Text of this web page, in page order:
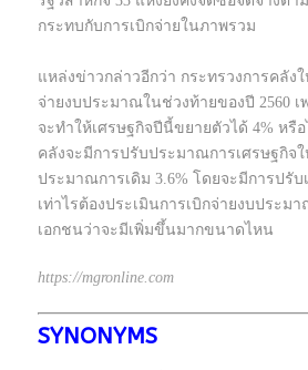
กระทบกับการเบิกจ่ายในภาพรวม
แหล่งข่าวกล่าวอีกว่า กระทรวงการคลัง
จ่ายงบประมาณในช่วงท้ายของปี 2560
จะทำให้เศรษฐกิจปีนี้ขยายตัวได้ 4% หรื
คลังจะมีการปรับประมาณการเศรษฐกิจ
ประมาณการเดิม 3.6% โดยจะมีการปรั
เท่าไรต้องประเมินการเบิกจ่ายงบประม
เอกชนว่าจะมีเพิ่มขึ้นมากขนาดไหน
https://mgronline.com
SYNONYMS